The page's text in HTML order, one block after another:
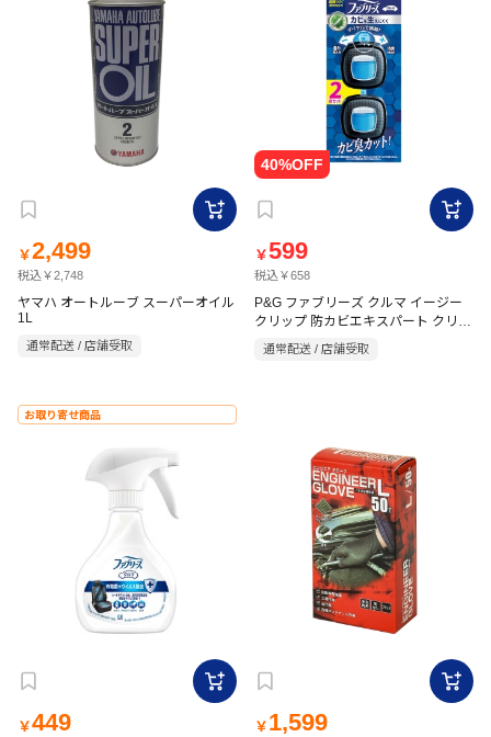
￥2,499
税込￥2,748
ヤマハ オートルーブ スーパーオイル
1L
通常配送 / 店舗受取
￥599
税込￥658
P&G ファブリーズ クルマ イージー
クリップ 防カビエキスパート クリス
タルアクア 2.5ml×2個
通常配送 / 店舗受取
お取り寄せ商品
￥449 ￥ 1,599